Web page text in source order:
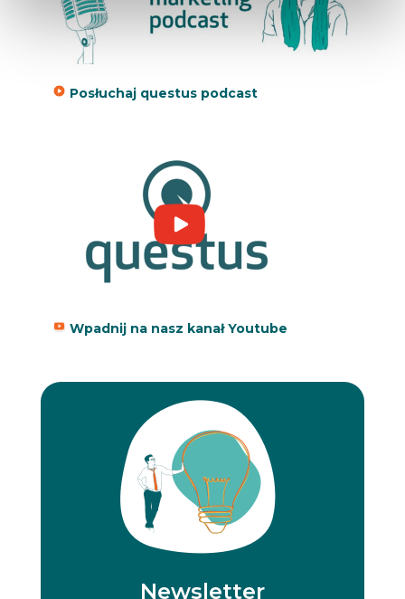
Posłuchaj questus podcast
Wpadnij na nasz kanał Youtube
Newsletter